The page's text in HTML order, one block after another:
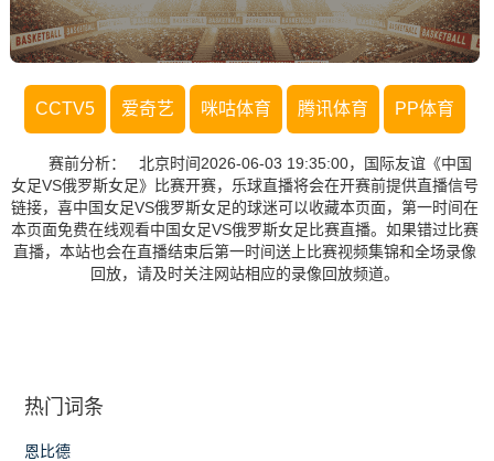
CCTV5 爱奇艺 咪咕体育 腾讯体育 PP体育
赛前分析： 北京时间2026-06-03 19:35:00，国际友谊《中国
女足VS俄罗斯女足》比赛开赛，乐球直播将会在开赛前提供直播信号
链接，喜中国女足VS俄罗斯女足的球迷可以收藏本页面，第一时间在
本页面免费在线观看中国女足VS俄罗斯女足比赛直播。如果错过比赛
直播，本站也会在直播结束后第一时间送上比赛视频集锦和全场录像
回放，请及时关注网站相应的录像回放频道。
热门词条
恩比德